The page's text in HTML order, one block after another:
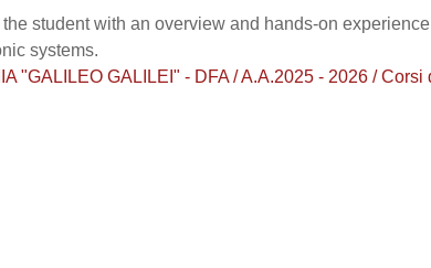
student with an overview and hands-on
systems.
"GALILEO GALILEI" - DFA / A.A.2025 - 2026 /